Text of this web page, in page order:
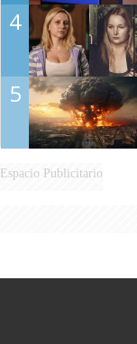
4
5
Espacio Publicitario